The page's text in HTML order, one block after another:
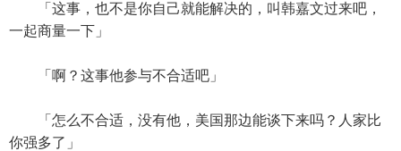
「这事，也不是你自己就能解决的，叫韩嘉文过来吧，
一起商量一下」
「啊？这事他参与不合适吧」
「怎么不合适，没有他，美国那边能谈下来吗？人家比
你强多了」